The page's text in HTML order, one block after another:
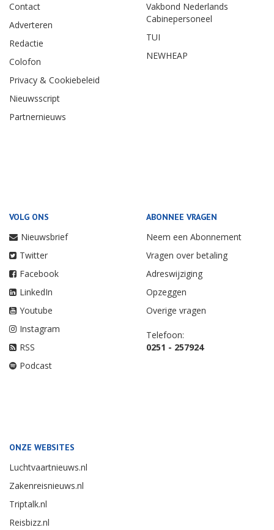
Contact
Adverteren
Redactie
Colofon
Privacy & Cookiebeleid
Nieuwsscript
Partnernieuws
Vakbond Nederlands
Cabinepersoneel
TUI
NEWHEAP
VOLG ONS
Nieuwsbrief
Twitter
Facebook
LinkedIn
Youtube
Instagram
RSS
Podcast
ABONNEE VRAGEN
Neem een Abonnement
Vragen over betaling
Adreswijziging
Opzeggen
Overige vragen
Telefoon:
0251 - 257924
ONZE WEBSITES
Luchtvaartnieuws.nl
Zakenreisnieuws.nl
Triptalk.nl
Reisbizz.nl